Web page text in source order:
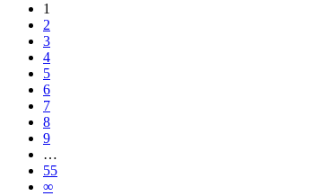
1
2
3
4
5
6
7
8
9
…
55
∞